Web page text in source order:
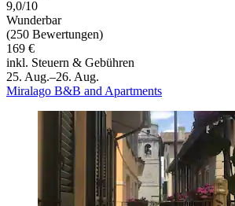
9,0/10
Wunderbar
(250 Bewertungen)
169 €
inkl. Steuern & Gebühren
25. Aug.–26. Aug.
Miralago B&B and Apartments